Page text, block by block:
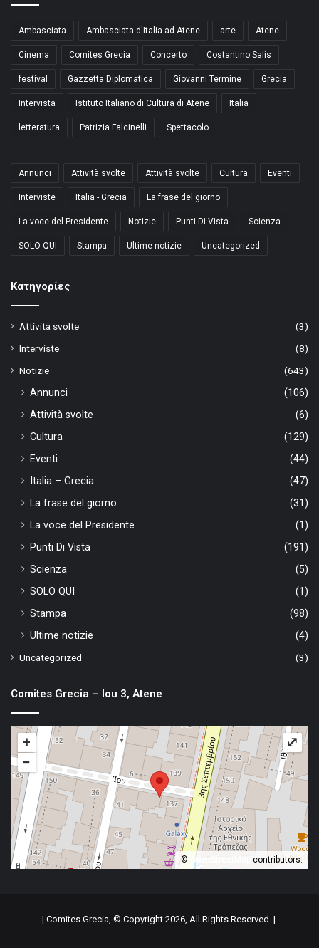
Ambasciata Ambasciata d'Italia ad Atene arte Atene
Cinema Comites Grecia Concerto Costantino Salis
festival Gazzetta Diplomatica Giovanni Termine Grecia
Intervista Istituto Italiano di Cultura di Atene Italia
letteratura Patrizia Falcinelli Spettacolo
Annunci Attività svolte Attività svolte Cultura Eventi
Interviste Italia - Grecia La frase del giorno
La voce del Presidente Notizie Punti Di Vista Scienza
SOLO QUI Stampa Ultime notizie Uncategorized
Kατηγορίες
Attività svolte
(3)
Interviste
(8)
Notizie
(643)
Annunci
(106)
Attività svolte
(6)
Cultura
(129)
Eventi
(44)
Italia – Grecia
(47)
La frase del giorno
(31)
La voce del Presidente
(1)
Punti Di Vista
(191)
Scienza
(5)
SOLO QUI
(1)
Stampa
(98)
Ultime notizie
(4)
Uncategorized
(3)
Comites Grecia – Iou 3, Atene
+
−
© OpenStreetMap contributors.
⤢
| Comites Grecia, © Copyright 2026, All Rights Reserved |